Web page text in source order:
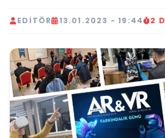
EDITÖR 13.01.2023 - 19:44 2